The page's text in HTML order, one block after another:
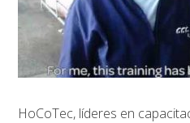
HoCoTec, líderes en